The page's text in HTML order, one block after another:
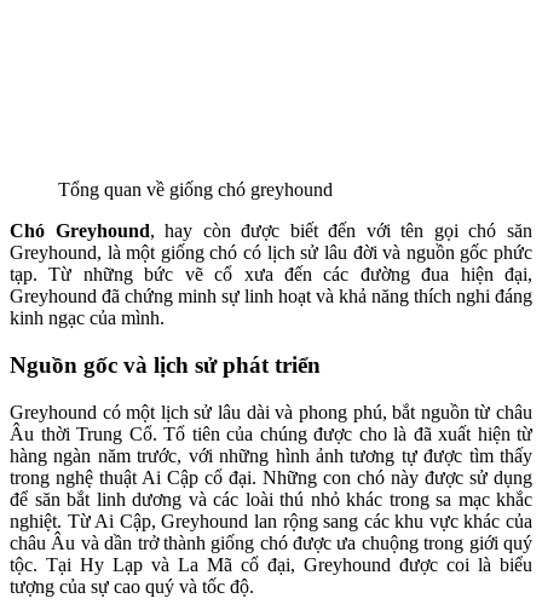
Tổng quan về giống chó greyhound
Chó Greyhound, hay còn được biết đến với tên gọi chó săn
Greyhound, là một giống chó có lịch sử lâu đời và nguồn gốc phức
tạp. Từ những bức vẽ cổ xưa đến các đường đua hiện đại,
Greyhound đã chứng minh sự linh hoạt và khả năng thích nghi đáng
kinh ngạc của mình.
Nguồn gốc và lịch sử phát triển
Greyhound có một lịch sử lâu dài và phong phú, bắt nguồn từ châu
Âu thời Trung Cổ. Tổ tiên của chúng được cho là đã xuất hiện từ
hàng ngàn năm trước, với những hình ảnh tương tự được tìm thấy
trong nghệ thuật Ai Cập cổ đại. Những con chó này được sử dụng
để săn bắt linh dương và các loài thú nhỏ khác trong sa mạc khắc
nghiệt. Từ Ai Cập, Greyhound lan rộng sang các khu vực khác của
châu Âu và dần trở thành giống chó được ưa chuộng trong giới quý
tộc. Tại Hy Lạp và La Mã cổ đại, Greyhound được coi là biểu
tượng của sự cao quý và tốc độ.